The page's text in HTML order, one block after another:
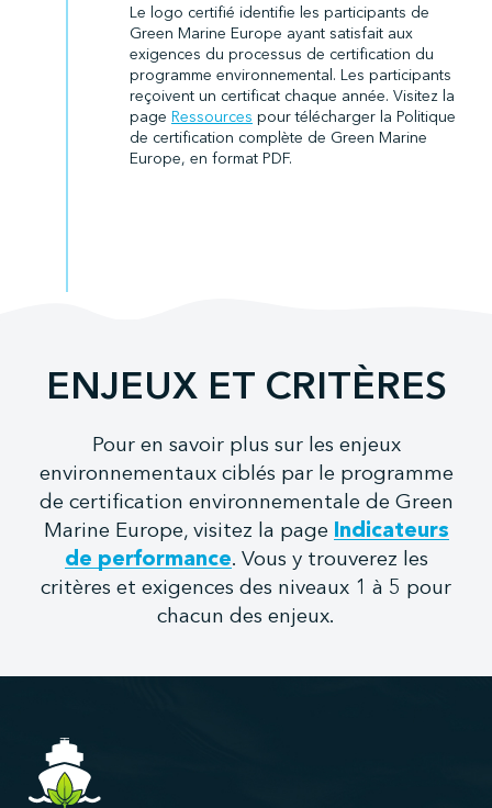
Le logo certifié identifie les participants de
Green Marine Europe ayant satisfait aux
exigences du processus de certification du
programme environnemental. Les participants
reçoivent un certificat chaque année. Visitez la
page Ressources pour télécharger la Politique
de certification complète de Green Marine
Europe, en format PDF.
ENJEUX ET CRITÈRES
Pour en savoir plus sur les enjeux
environnementaux ciblés par le programme
de certification environnementale de Green
Marine Europe, visitez la page Indicateurs
de performance. Vous y trouverez les
critères et exigences des niveaux 1 à 5 pour
chacun des enjeux.